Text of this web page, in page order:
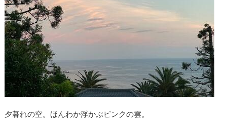
夕暮れの空。ほんわか浮かぶピンクの雲。